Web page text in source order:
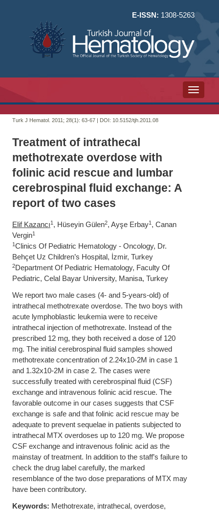
E-ISSN: 1308-5263
Toggle
Turk J Hematol. 2011; 28(1): 63-67 | DOI: 10.5152/tjh.2011.08
Treatment of intrathecal
methotrexate overdose with
folinic acid rescue and lumbar
cerebrospinal fluid exchange: A
report of two cases
Elif Kazancı1 , Hüseyin Gülen2, Ayşe Erbay1 , Canan
Vergin1
1Clinics Of Pediatric Hematology - Oncology, Dr.
Behçet Uz Children’s Hospital, İzmir, Turkey
2Department Of Pediatric Hematology, Faculty Of
Pediatric, Celal Bayar University, Manisa, Turkey
We report two male cases (4- and 5-years-old) of
intrathecal methotrexate overdose. The two boys with
acute lymphoblastic leukemia were to receive
intrathecal injection of methotrexate. Instead of the
prescribed 12 mg, they both received a dose of 120
mg. The initial cerebrospinal fluid samples showed
methotrexate concentration of 2.24x10-2M in case 1
and 1.32x10-2M in case 2. The cases were
successfully treated with cerebrospinal fluid (CSF)
exchange and intravenous folinic acid rescue. The
favorable outcome in our cases suggests that CSF
exchange is safe and that folinic acid rescue may be
adequate to prevent sequelae in patients subjected to
intrathecal MTX overdoses up to 120 mg. We propose
CSF exchange and intravenous folinic acid as the
mainstay of treatment. In addition to the staff’s failure to
check the drug label carefully, the marked
resemblance of the two dose preparations of MTX may
have been contributory.
Keywords: Methotrexate, intrathecal, overdose,